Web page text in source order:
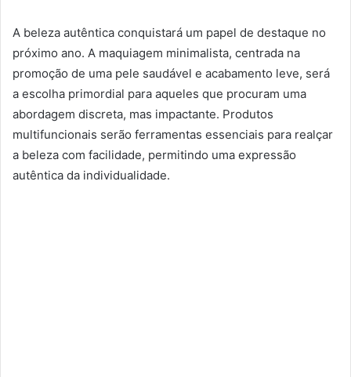
A beleza autêntica conquistará um papel de destaque no
próximo ano. A maquiagem minimalista, centrada na
promoção de uma pele saudável e acabamento leve, será
a escolha primordial para aqueles que procuram uma
abordagem discreta, mas impactante. Produtos
multifuncionais serão ferramentas essenciais para realçar
a beleza com facilidade, permitindo uma expressão
autêntica da individualidade.